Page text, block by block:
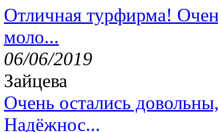
Отличная турфирма!
моло...
06/06/2019
Зайцева
Очень остались
Надёжнос...